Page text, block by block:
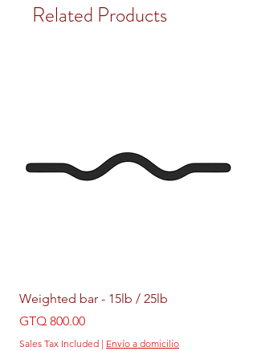
Related Products
Weighted bar - 15lb / 25lb
Price
GTQ 800.00
Sales Tax Included | Envío a domicilio